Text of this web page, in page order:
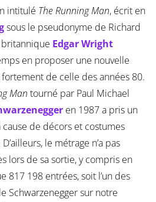
intitulé The Running Man, écrit en
sous le pseudonyme de Richard
britannique Edgar Wright
en proposer une nouvelle
de celle des années 80.
Man tourné par Paul Michael
en 1987 a pris un
de décors et costumes
le métrage n’a pas
lors de sa sortie, y compris en
817 198 entrées, soit l’un des
Schwarzenegger sur notre